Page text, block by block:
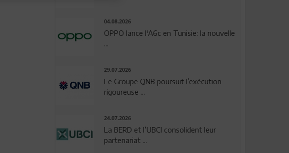
04.08.2026
OPPO lance l'A6c en Tunisie: la nouvelle
29.07.2026
Le Groupe QNB poursuit l’exécution
rigoureuse ...
24.07.2026
La BERD et l’UBCI consolident leur
partenariat ...